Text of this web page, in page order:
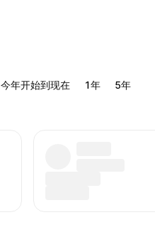
今年开始到现在 1年 5年